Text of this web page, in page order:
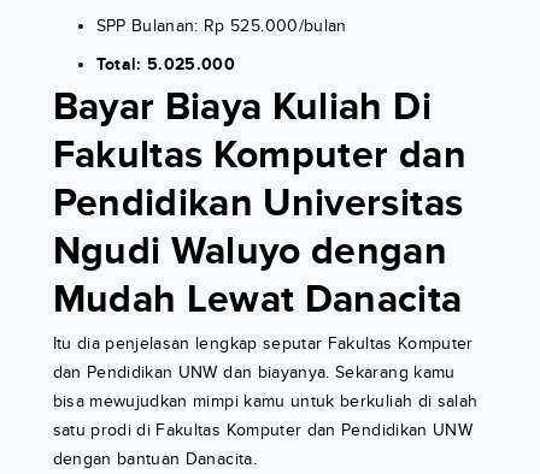
SPP Bulanan: Rp 525.000/bulan
Total: 5.025.000
Bayar Biaya Kuliah Di
Fakultas Komputer dan
Pendidikan Universitas
Ngudi Waluyo dengan
Mudah Lewat Danacita
Itu dia penjelasan lengkap seputar Fakultas Komputer
dan Pendidikan UNW dan biayanya. Sekarang kamu
bisa mewujudkan mimpi kamu untuk berkuliah di salah
satu prodi di Fakultas Komputer dan Pendidikan UNW
dengan bantuan Danacita.